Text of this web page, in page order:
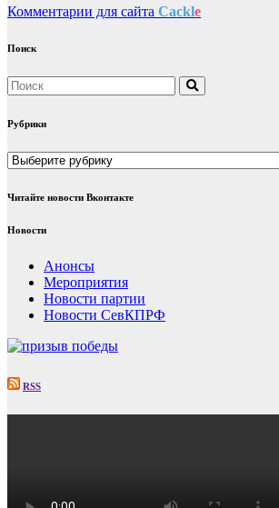
Комментарии для сайта Cackle
Поиск
Рубрики
Рубрики
Читайте новости Вконтакте
Новости
Анонсы
Мероприятия
Новости партии
Новости СевКПРФ
RSS